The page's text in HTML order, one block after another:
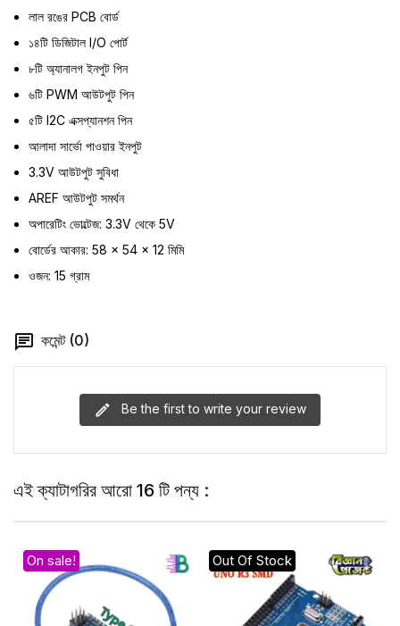
লাল রঙের PCB বোর্ড
১৪টি ডিজিটাল I/O পোর্ট
৮টি অ্যানালগ ইনপুট পিন
৬টি PWM আউটপুট পিন
৫টি I2C এক্সপ্যানশন পিন
আলাদা সার্ভো পাওয়ার ইনপুট
3.3V আউটপুট সুবিধা
AREF আউটপুট সমর্থন
অপারেটিং ভোল্টেজ: 3.3V থেকে 5V
বোর্ডের আকার: 58 × 54 × 12 মিমি
ওজন: 15 গ্রাম
কমেন্ট (0)
Be the first to write your review
এই ক্যাটাগরির আরো 16 টি পন্য :
On sale! Out Of Stock